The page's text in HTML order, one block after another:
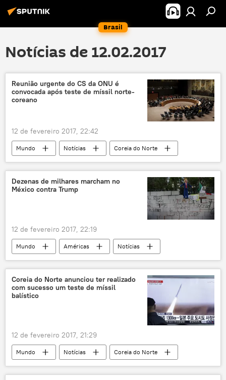
Brasil
Notícias de 12.02.2017
Reunião urgente do CS da ONU é
convocada após teste de míssil norte-
coreano
12 de fevereiro 2017, 22:42
Mundo Notícias
Coreia do Norte
Japão
Coreia do Sul
Conselho de Segurança das Nações Unidas
EUA
Dezenas de milhares marcham no
México contra Trump
12 de fevereiro 2017, 22:19
Mundo Américas
Notícias
México
Donald Trump
Edgar Cortez
manifestação EUA
Coreia do Norte anunciou ter realizado
com sucesso um teste de míssil
balístico
12 de fevereiro 2017, 21:29
Mundo Notícias
Coreia do Norte
Kim Jong-un
míssil balístico